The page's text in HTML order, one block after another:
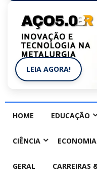
LEIA AGORA!
HOME EDUCAÇÃO
CIÊNCIA ECONOMIA
GERAL CARREIRAS